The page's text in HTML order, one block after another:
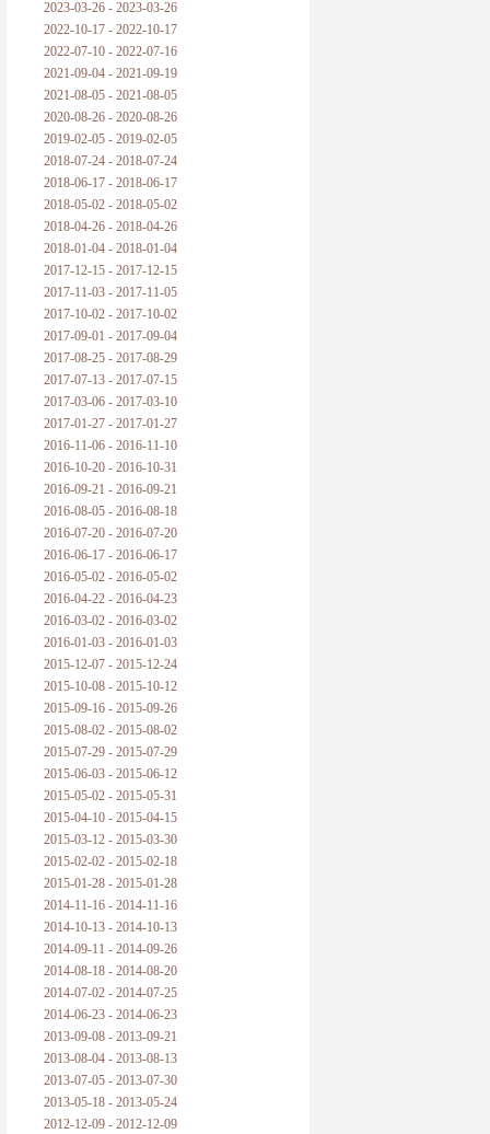
2023-03-26 - 2023-03-26
2022-10-17 - 2022-10-17
2022-07-10 - 2022-07-16
2021-09-04 - 2021-09-19
2021-08-05 - 2021-08-05
2020-08-26 - 2020-08-26
2019-02-05 - 2019-02-05
2018-07-24 - 2018-07-24
2018-06-17 - 2018-06-17
2018-05-02 - 2018-05-02
2018-04-26 - 2018-04-26
2018-01-04 - 2018-01-04
2017-12-15 - 2017-12-15
2017-11-03 - 2017-11-05
2017-10-02 - 2017-10-02
2017-09-01 - 2017-09-04
2017-08-25 - 2017-08-29
2017-07-13 - 2017-07-15
2017-03-06 - 2017-03-10
2017-01-27 - 2017-01-27
2016-11-06 - 2016-11-10
2016-10-20 - 2016-10-31
2016-09-21 - 2016-09-21
2016-08-05 - 2016-08-18
2016-07-20 - 2016-07-20
2016-06-17 - 2016-06-17
2016-05-02 - 2016-05-02
2016-04-22 - 2016-04-23
2016-03-02 - 2016-03-02
2016-01-03 - 2016-01-03
2015-12-07 - 2015-12-24
2015-10-08 - 2015-10-12
2015-09-16 - 2015-09-26
2015-08-02 - 2015-08-02
2015-07-29 - 2015-07-29
2015-06-03 - 2015-06-12
2015-05-02 - 2015-05-31
2015-04-10 - 2015-04-15
2015-03-12 - 2015-03-30
2015-02-02 - 2015-02-18
2015-01-28 - 2015-01-28
2014-11-16 - 2014-11-16
2014-10-13 - 2014-10-13
2014-09-11 - 2014-09-26
2014-08-18 - 2014-08-20
2014-07-02 - 2014-07-25
2014-06-23 - 2014-06-23
2013-09-08 - 2013-09-21
2013-08-04 - 2013-08-13
2013-07-05 - 2013-07-30
2013-05-18 - 2013-05-24
2012-12-09 - 2012-12-09